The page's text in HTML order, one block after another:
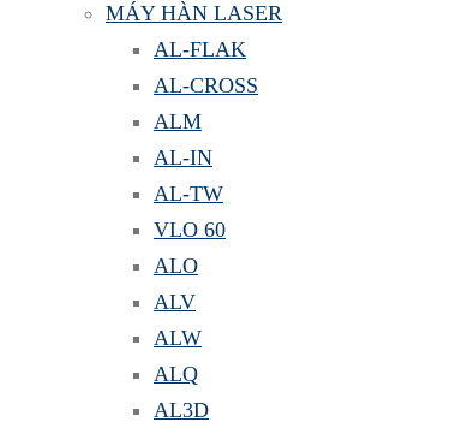
MÁY HÀN LASER
AL-FLAK
AL-CROSS
ALM
AL-IN
AL-TW
VLO 60
ALO
ALV
ALW
ALQ
AL3D